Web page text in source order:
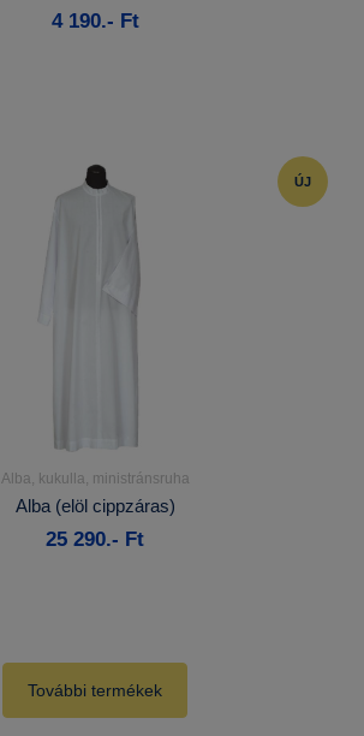
Kosárba
4 190.- Ft
ÚJ
Kosárba
Alba, kukulla, ministránsruha
Alba (elöl cippzáras)
25 290.- Ft
További termékek